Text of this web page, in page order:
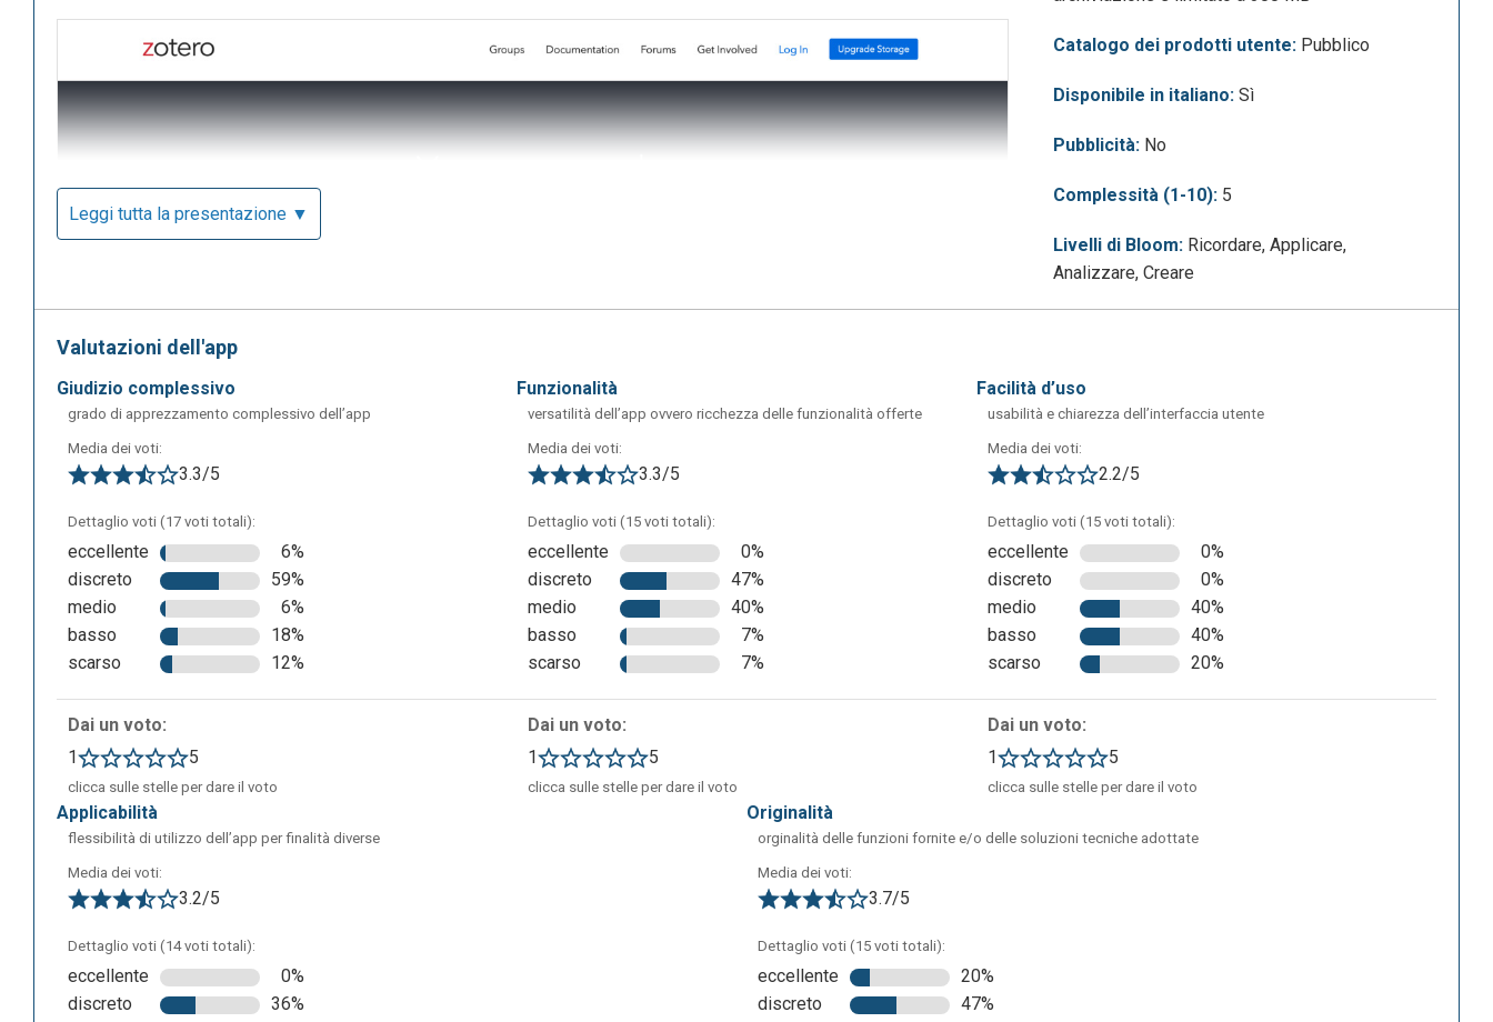
In fase di download è importante scaricare anche Zotero Connector, estensione utile per importare i riferimenti bibliografici
dal web. Zotero Connector può essere installato su qualsiasi browser (Firefox, Chrome, Safari, ecc).
Leggi tutta la presentazione ▼
Catalogo dei prodotti utente: Pubblico
Disponibile in italiano: Sì
Pubblicità: No
Complessità (1-10): 5
Livelli di Bloom: Ricordare, Applicare,
Analizzare, Creare
Valutazioni dell'app
giudizio complessivo
grado di apprezzamento complessivo dell’app
Media dei voti:
3.3/5
Dettaglio voti (17 voti totali):
eccellente
6%
discreto
59%
medio
6%
basso
18%
scarso
12%
Dai un voto:
1
5
clicca sulle stelle per dare il voto
funzionalità
versatilità dell’app ovvero ricchezza delle funzionalità offerte
Media dei voti:
3.3/5
Dettaglio voti (15 voti totali):
eccellente
0%
discreto
47%
medio
40%
basso
7%
scarso
7%
Dai un voto:
1
5
clicca sulle stelle per dare il voto
facilità d’uso
usabilità e chiarezza dell’interfaccia utente
Media dei voti:
2.2/5
Dettaglio voti (15 voti totali):
eccellente
0%
discreto
0%
medio
40%
basso
40%
scarso
20%
Dai un voto:
1
5
clicca sulle stelle per dare il voto
applicabilità
flessibilità di utilizzo dell’app per finalità diverse
Media dei voti:
3.2/5
Dettaglio voti (14 voti totali):
eccellente
0%
discreto
36%
originalità
orginalità delle funzioni fornite e/o delle soluzioni tecniche adottate
Media dei voti:
3.7/5
Dettaglio voti (15 voti totali):
eccellente
20%
discreto
47%